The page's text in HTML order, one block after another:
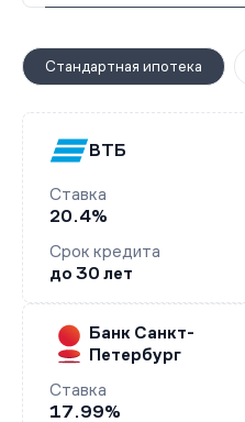
Стандартная ипотека
ВТБ
Ставка
20.4%
Срок кредита
до 30 лет
Банк Санкт-
Петербург
Ставка
17.99%